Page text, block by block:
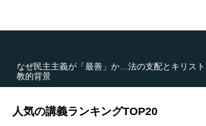
なぜ民主主義が「最善」か…法の支配とキリスト
教的背景
人気の講義ランキングTOP20